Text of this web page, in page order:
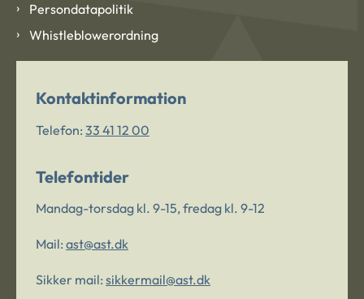
Persondatapolitik
Whistleblowerordning
Kontaktinformation
Telefon: 33 41 12 00
Telefontider
Mandag-torsdag kl. 9-15, fredag kl. 9-12
Mail: ast@ast.dk
Sikker mail: sikkermail@ast.dk